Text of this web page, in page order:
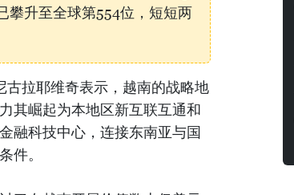
攀升至全球第554位，短短两
古拉耶维奇表示，越南的战略地
其崛起为本地区新互联互通和
融科技中心，连接东南亚与国
件。